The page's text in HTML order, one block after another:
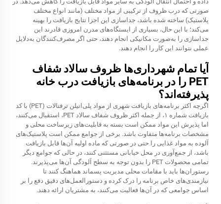
صورتی که درب ظروف از ترکیبی از مواد مختلف (مانند انواع مختلف
پلاستیک) ساخته شده باشد، جداسازی این اجزا نتایج بازیافت را بهینه
می‌کند؛ با این حال، بسیاری از ایستگاه‌های مدرن امروزی قادرند این
جداسازی را به‌صورت مکانیکی انجام دهند، حتی اگر مصرف‌کنندگان به‌دلایل
عملی نتوانند این کار را انجام دهند.
آیا تمام شهرداری‌ها ظروف سالاد شفاف
PET را در برنامه‌های بازیافت درب خانه
پذیرفته‌اند؟
اگرچه اکثر برنامه‌های بازیافت شهری از مواد پلی‌اتیلن ترفتالات (PET) با کد
بازیافت شماره ۱، از جمله اکثر ظروف شفاف سالاد PET، استقبال می‌کنند،
اما پذیرش این مواد ممکن است بسته به قابلیت‌های زیرساخت محلی و
مشخصات برنامه‌ها متفاوت باشد. برخی از جوامع ممکن است پلاستیک‌های
آلوده به مواد غذایی را حتی در صورتی که ماده اولیه آن‌ها قابل بازیافت
باشد، از جمع‌آوری در محل خیابانی مستثنی کنند، در حالی که جوامع دیگر
تمامی محصولات PET را بدون توجه به سطح آلودگی آن‌ها می‌پذیرند.
رستوران‌ها باید با مقامات محلی مدیریت پسماند هماهنگ کنند تا
نیازمندی‌های خاص برنامه را درک کرده و دستورالعمل‌های دقیق دفع را بر
اساس جوامعی که در آن‌ها فعالیت می‌کنند، به مشتریان ارائه دهند.